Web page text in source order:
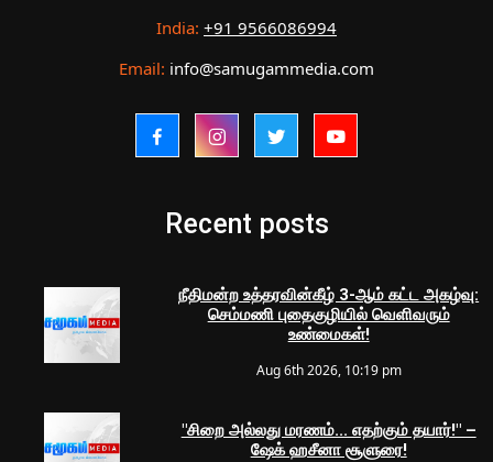
India: +91 9566086994
Email: info@samugammedia.com
Recent posts
நீதிமன்ற உத்தரவின்கீழ் 3-ஆம் கட்ட அகழ்வு:
செம்மணி புதைகுழியில் வெளிவரும்
உண்மைகள்!
Aug 6th 2026, 10:19 pm
"சிறை அல்லது மரணம்... எதற்கும் தயார்!" –
ஷேக் ஹசீனா சூளுரை!